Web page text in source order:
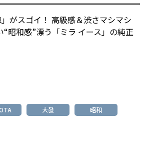
がスゴイ！ 高級感＆渋さマシマシ
昭和感”漂う「ミラ イース」の純正
大發
昭和